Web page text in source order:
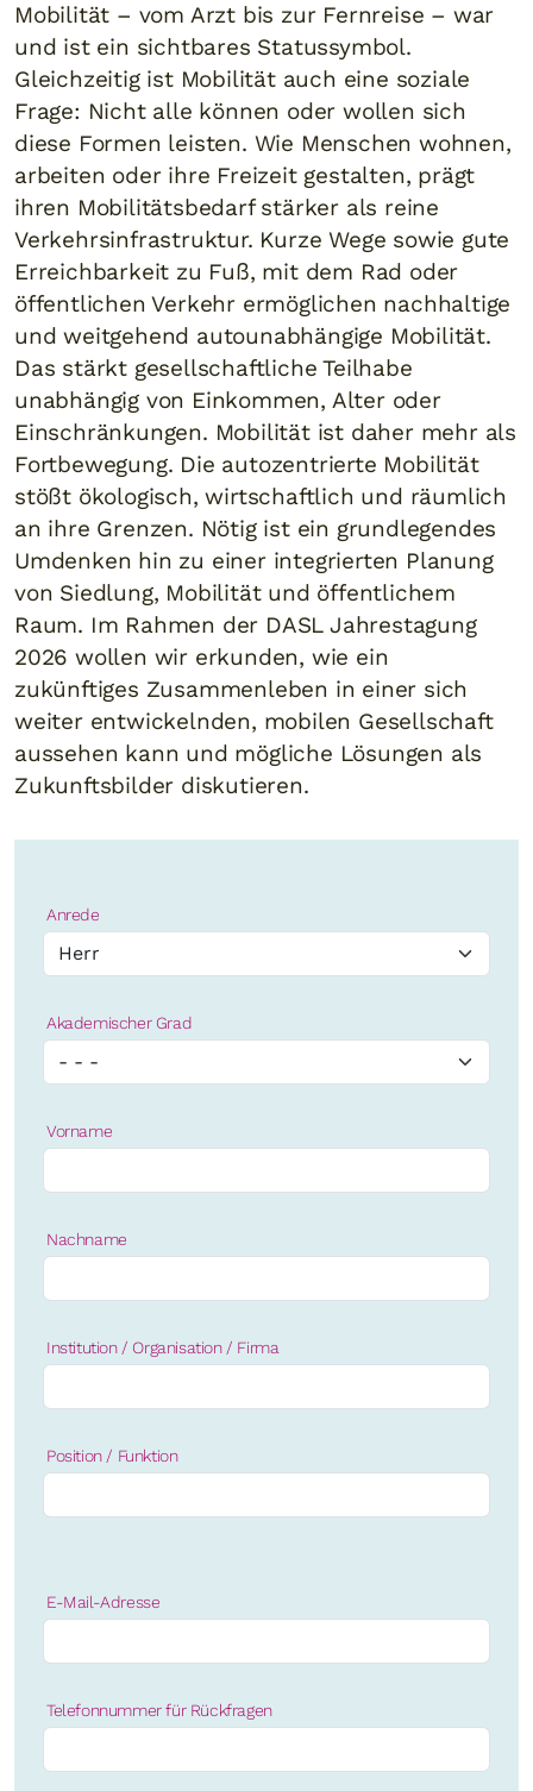
Mobilität – vom Arzt bis zur Fernreise – war
und ist ein sichtbares Statussymbol.
Gleichzeitig ist Mobilität auch eine soziale
Frage: Nicht alle können oder wollen sich
diese Formen leisten. Wie Menschen wohnen,
arbeiten oder ihre Freizeit gestalten, prägt
ihren Mobilitätsbedarf stärker als reine
Verkehrsinfrastruktur. Kurze Wege sowie gute
Erreichbarkeit zu Fuß, mit dem Rad oder
öffentlichen Verkehr ermöglichen nachhaltige
und weitgehend autounabhängige Mobilität.
Das stärkt gesellschaftliche Teilhabe
unabhängig von Einkommen, Alter oder
Einschränkungen. Mobilität ist daher mehr als
Fortbewegung. Die autozentrierte Mobilität
stößt ökologisch, wirtschaftlich und räumlich
an ihre Grenzen. Nötig ist ein grundlegendes
Umdenken hin zu einer integrierten Planung
von Siedlung, Mobilität und öffentlichem
Raum. Im Rahmen der DASL Jahrestagung
2026 wollen wir erkunden, wie ein
zukünftiges Zusammenleben in einer sich
weiter entwickelnden, mobilen Gesellschaft
aussehen kann und mögliche Lösungen als
Zukunftsbilder diskutieren.
Anrede
Akademischer Grad
Vorname
Nachname
Institution / Organisation / Firma
Position / Funktion
E-Mail-Adresse
Telefonnummer für Rückfragen